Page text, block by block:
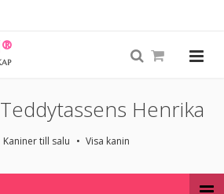
®
Henrika
Kaniner till salu Visa kanin